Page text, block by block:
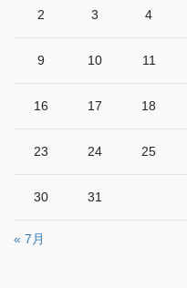
2 3 4
9 10 11
16 17 18
23 24 25
30 31
« 7月